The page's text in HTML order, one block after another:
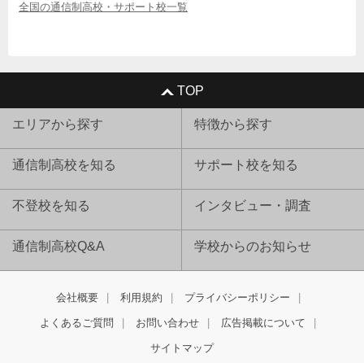
全国の通信制高校・サポート校一覧
TOP
エリアから探す 特徴から探す
通信制高校を知る サポート校を知る
不登校を知る インタビュー・調査
通信制高校Q&A 学校からのお知らせ
会社概要 利用規約 プライバシーポリシー
よくあるご質問 お問い合わせ 広告掲載について
サイトマップ